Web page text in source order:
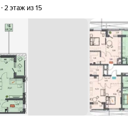
2 этаж из 15